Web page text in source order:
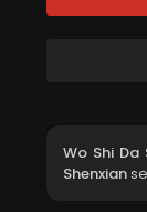
Wo Shi Da
Shenxian